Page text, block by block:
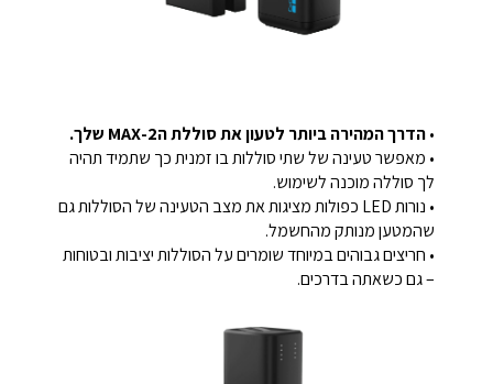
•הדרך המהירה ביותר לטעון את סוללת ה2-MAX שלך.
• מאפשר טעינה של שתי סוללות בו זמנית כך שתמיד תהיה
לך סוללה מוכנה לשימוש.
• נורות LED כפולות מציגות את מצב הטעינה של הסוללות גם
שהמטען מנותק מהחשמל.
• חריצים גבוהים במיוחד שומרים על הסוללות יציבות ובטוחות
– גם כשאתה בדרכים.